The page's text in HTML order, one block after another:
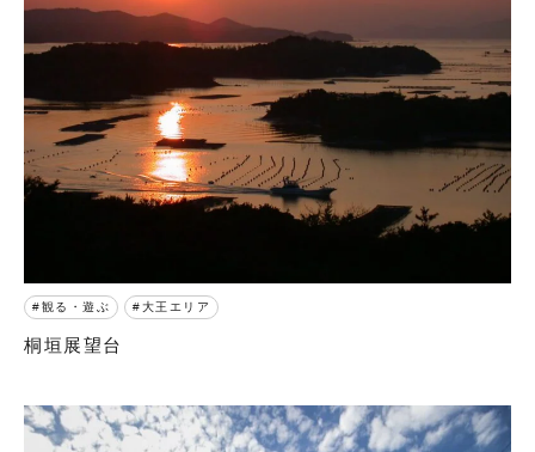
観る・遊ぶ 大王エリア
桐垣展望台